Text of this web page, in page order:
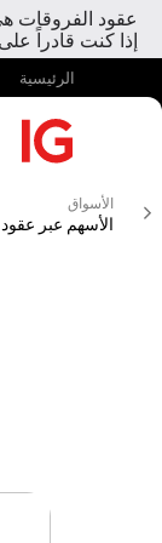
عقود الفروقات
إذا كنت قادراً
الرئيسية
الأسواق
الأسهم عبر عقود CFD